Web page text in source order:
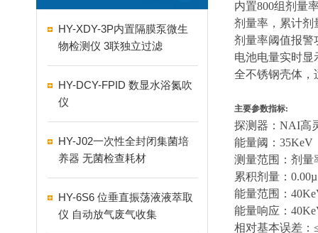
HY-XDY-3P内置隔膜泵微生
物检测仪 3联独立过滤
HY-DCY-FPID 数显水浴氮吹
仪
HY-J02一次性全封闭集菌培
养器 无菌检查耗材
HY-6S6 位垂直振荡液液萃取
仪 自动放气废气收集
内置800组剂量
剂量率，累计剂
剂量率阈值报警
电池电量实时显
全不锈钢壳体，
主要参数指标:
探测器： NAI高
能量阈： 35KeV
测量范围：剂量
累积剂量：
能量范围：
能量响应：
相对基本误差：